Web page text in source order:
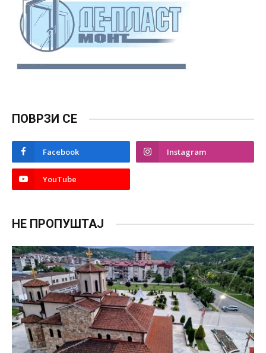
ПОВРЗИ СЕ
Facebook Instagram
YouTube
НЕ ПРОПУШТАЈ